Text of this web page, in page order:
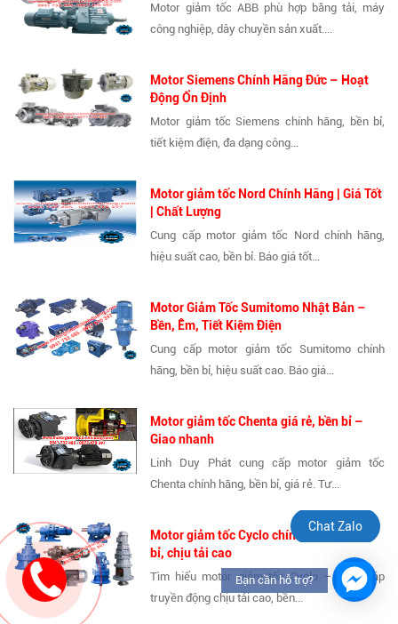
Motor giảm tốc ABB phù hợp băng tải, máy
công nghiệp, dây chuyền sản xuất....
Motor Siemens Chính Hãng Đức – Hoạt
Động Ổn Định
Motor giảm tốc Siemens chính hãng, bền bỉ,
tiết kiệm điện, đa dạng công...
Motor giảm tốc Nord Chính Hãng | Giá Tốt
| Chất Lượng
Cung cấp motor giảm tốc Nord chính hãng,
hiệu suất cao, bền bỉ. Báo giá tốt...
Motor Giảm Tốc Sumitomo Nhật Bản –
Bền, Êm, Tiết Kiệm Điện
Cung cấp motor giảm tốc Sumitomo chính
hãng, bền bỉ, hiệu suất cao. Báo giá...
Motor giảm tốc Chenta giá rẻ, bền bỉ –
Giao nhanh
Linh Duy Phát cung cấp motor giảm tốc
Chenta chính hãng, bền bỉ, giá rẻ. Tư...
Motor giảm tốc Cyclo chính hãng – Bền
bỉ, chịu tải cao
Tìm hiểu motor giảm tốc Cyclo – giải pháp
truyền động chịu tải cao, bền...
Chat Zalo
Bạn cần hỗ trợ?